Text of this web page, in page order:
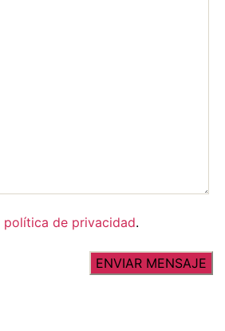
política de privacidad.